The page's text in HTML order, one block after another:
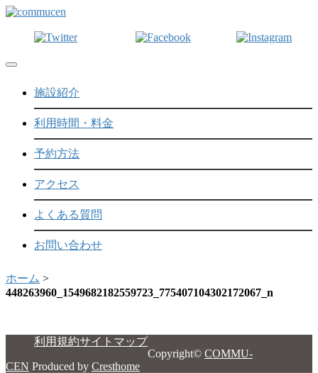
Toggle navigation
施設紹介
利用時間・料金
予約方法
アクセス
よくある質問
お問い合わせ
ホーム >
448263960_1549682182559723_775407104302172067_n
利用規約サイトマップ
Copyright© COMMU-
CEN Produced by Cresthome